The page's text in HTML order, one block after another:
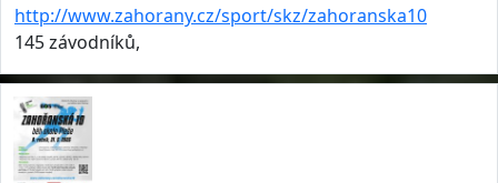
http://www.zahorany.cz/sport/skz/zahoranska10
145 závodníků,